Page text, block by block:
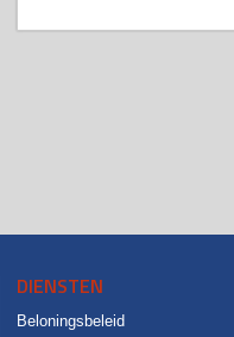
DIENSTEN
Beloningsbeleid